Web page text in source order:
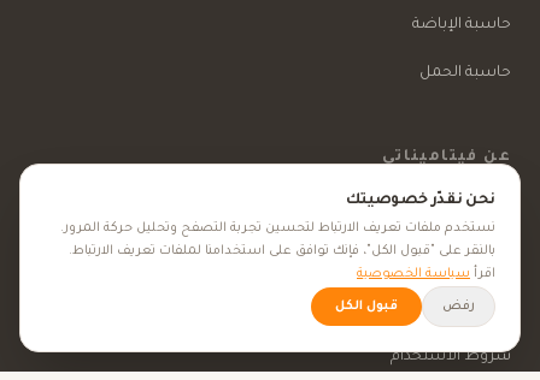
حاسبة الإباضة
حاسبة الحمل
عن فيتاميناتي
الكتّاب
سياسة الخصوصية
شروط الاستخدام
نحن نقدّر خصوصيتك
نستخدم ملفات تعريف الارتباط لتحسين تجربة التصفح وتحليل حركة المرور.
بالنقر على "قبول الكل"، فإنك توافق على استخدامنا لملفات تعريف الارتباط.
اقرأ سياسة الخصوصية
رفض قبول الكل